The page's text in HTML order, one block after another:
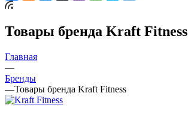
Товары бренда Kraft Fitness
Главная
—
Бренды
—Товары бренда Kraft Fitness